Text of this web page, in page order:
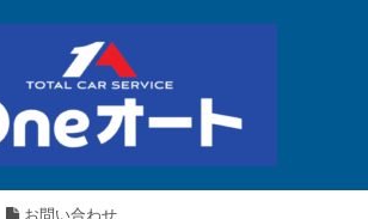
お問い合わせ